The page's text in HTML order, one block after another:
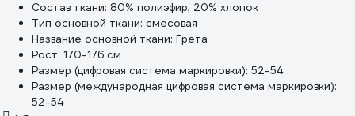
Состав ткани: 80% полиэфир, 20% хлопок
Тип основной ткани: смесовая
Название основной ткани: Грета
Рост: 170-176 см
Размер (цифровая система маркировки): 52-54
Размер (международная цифровая система маркировки):
52-54